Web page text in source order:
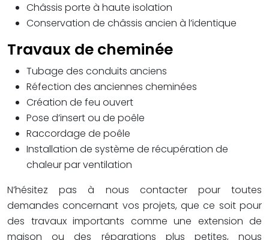
Châssis porte à haute isolation
Conservation de châssis ancien à l’identique
Travaux de cheminée
Tubage des conduits anciens
Réfection des anciennes cheminées
Création de feu ouvert
Pose d’insert ou de poêle
Raccordage de poêle
Installation de système de récupération de
chaleur par ventilation
N’hésitez pas à nous contacter pour toutes
demandes concernant vos projets, que ce soit pour
des travaux importants comme une extension de
maison ou des réparations plus petites, nous